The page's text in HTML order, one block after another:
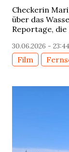
Checkerin
über das
Reportage,
30.06.2026 - 23:44
Film